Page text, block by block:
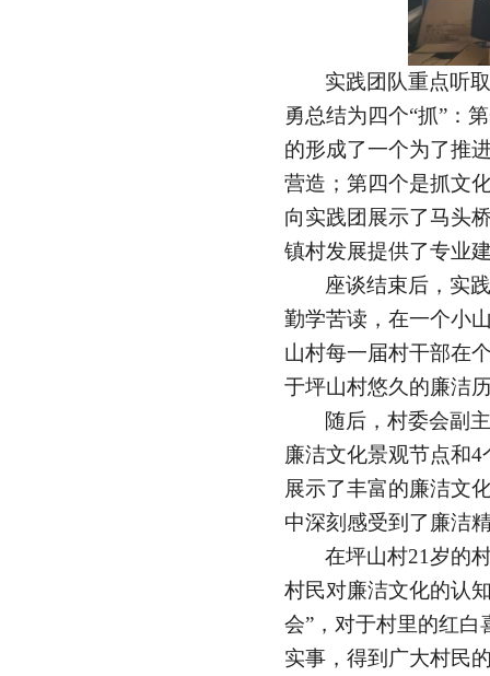
实践团队重点听
勇总结为四个“抓”：
的形成了一个为了推
营造；第四个是抓文
向实践团展示了马头
镇村发展提供了专业
座谈结束后，实
勤学苦读，在一个小
山村每一届村干部在
于坪山村悠久的廉洁
随后，村委会副
廉洁文化景观节点和
展示了丰富的廉洁文
中深刻感受到了廉洁
在坪山村21岁的
村民对廉洁文化的认
会”，对于村里的红白
实事，得到广大村民